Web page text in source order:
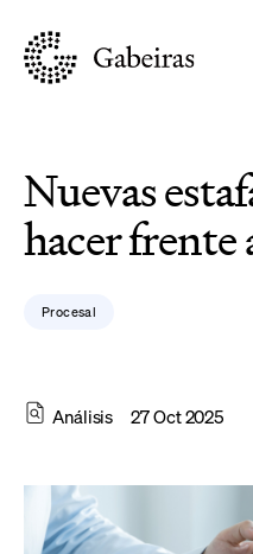
Nuevas
hacer
Procesal
Análisis 27 Oct 2025